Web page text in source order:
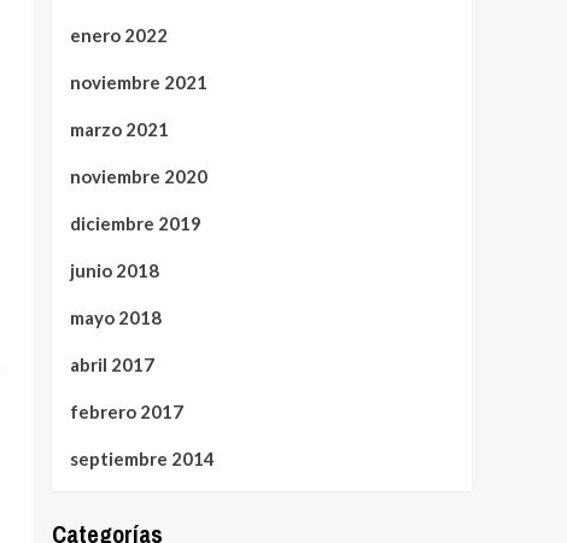
enero 2022
noviembre 2021
marzo 2021
noviembre 2020
diciembre 2019
junio 2018
mayo 2018
abril 2017
febrero 2017
septiembre 2014
Categorías